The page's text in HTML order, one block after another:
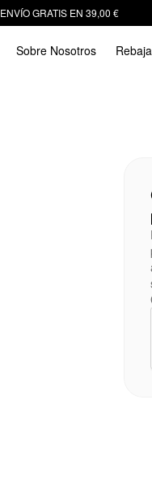
ENVÍO GRATIS EN 39,00 €
Sobre Nosotros